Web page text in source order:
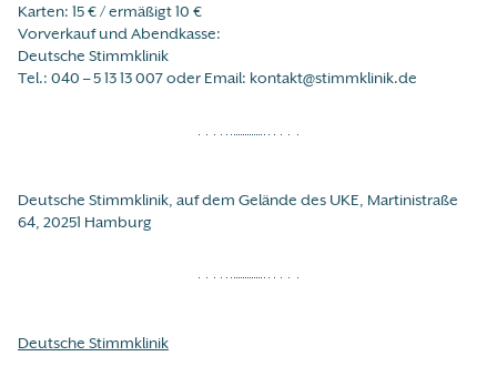
Karten: 15 € / ermäßigt 10 €
Vorverkauf und Abendkasse:
Deutsche Stimmklinik
Tel.: 040 – 5 13 13 007 oder Email: kontakt@stimmklinik.de
Deutsche Stimmklinik, auf dem Gelände des UKE, Martinistraße
64, 20251 Hamburg
Deutsche Stimmklinik